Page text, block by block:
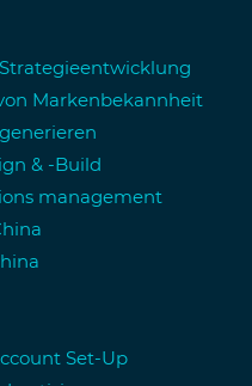
Markenbekannheit
& -Build
management
Set-Up